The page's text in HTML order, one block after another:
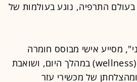
בעולם התרפיה, נוגע בעולמות של
מסייע אישי מבוסס חומרה
שמסייע בשמירה על בריאות פיזית, נפשית ושלומות (wellness) במהלך היום, ושואבת
של מכשירי עזר